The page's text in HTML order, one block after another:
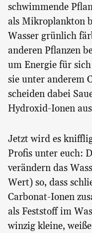
schwimmende
als Mikroplankton
Wasser grünlich
anderen Pflanzen
um Energie für
sie unter anderem
scheiden dabei
Hydroxid-Ionen
Jetzt wird es
Profis unter euch:
verändern das
Wert) so, dass
Carbonat-Ionen
als Feststoff im
winzig kleine,